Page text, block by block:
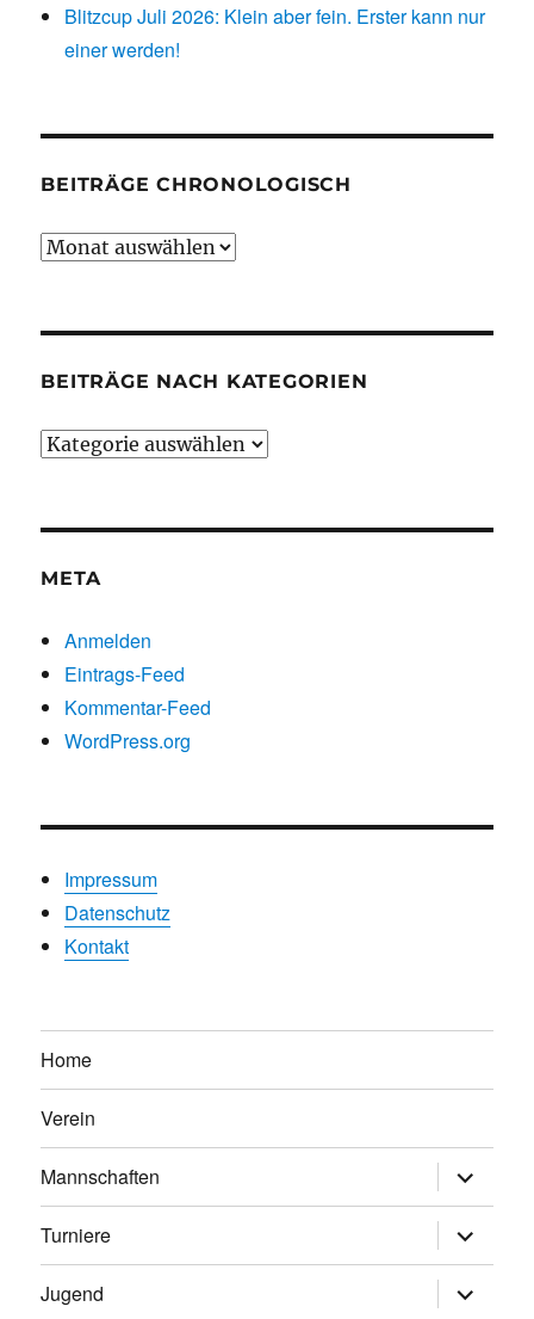
Blitzcup Juli 2026: Klein aber fein. Erster kann nur
einer werden!
BEITRÄGE CHRONOLOGISCH
Beiträge
BEITRÄGE NACH KATEGORIEN
Beiträge
META
Anmelden
Eintrags-Feed
Kommentar-Feed
WordPress.org
Impressum
Datenschutz
Kontakt
Home
Verein
Mannschaften
anzeigen
Turniere
anzeigen
Jugend
anzeigen